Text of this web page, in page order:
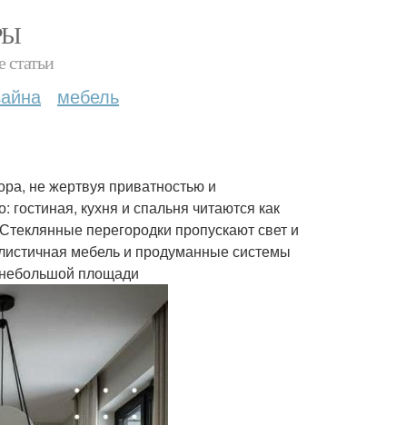
статьи
мебель
не жертвуя приватностью и
кухня и спальня читаются как
перегородки пропускают свет и
мебель и продуманные системы
площади